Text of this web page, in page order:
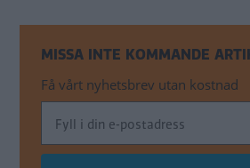
MISSA INTE KOMMANDE
Få vårt nyhetsbrev utan kostnad